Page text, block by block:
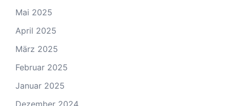
Mai 2025
April 2025
März 2025
Februar 2025
Januar 2025
Dezember 2024